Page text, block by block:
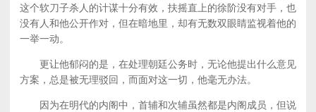
这个软刀子杀人的计谋十分有效，扶摇直上的徐阶没有对手，也
没有人和他公开作对，但在暗地里，却有无数双眼睛监视着他的
一举一动。
更让他郁闷的是，在处理朝廷公务时，无论他提出什么意见
方案，总是被无理驳回，而面对这一切，他毫无办法。
因为在明代的内阁中，首辅和次辅虽然都是内阁成员，但说